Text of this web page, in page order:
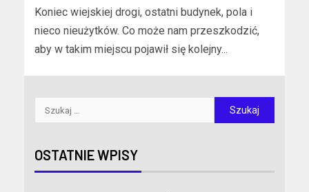
Koniec wiejskiej drogi, ostatni budynek, pola i
nieco nieużytków. Co może nam przeszkodzić,
aby w takim miejscu pojawił się kolejny...
OSTATNIE WPISY